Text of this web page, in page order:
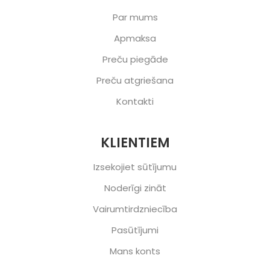
Par mums
Apmaksa
Preču piegāde
Preču atgriešana
Kontakti
KLIENTIEM
Izsekojiet sūtījumu
Noderīgi zināt
Vairumtirdzniecība
Pasūtījumi
Mans konts